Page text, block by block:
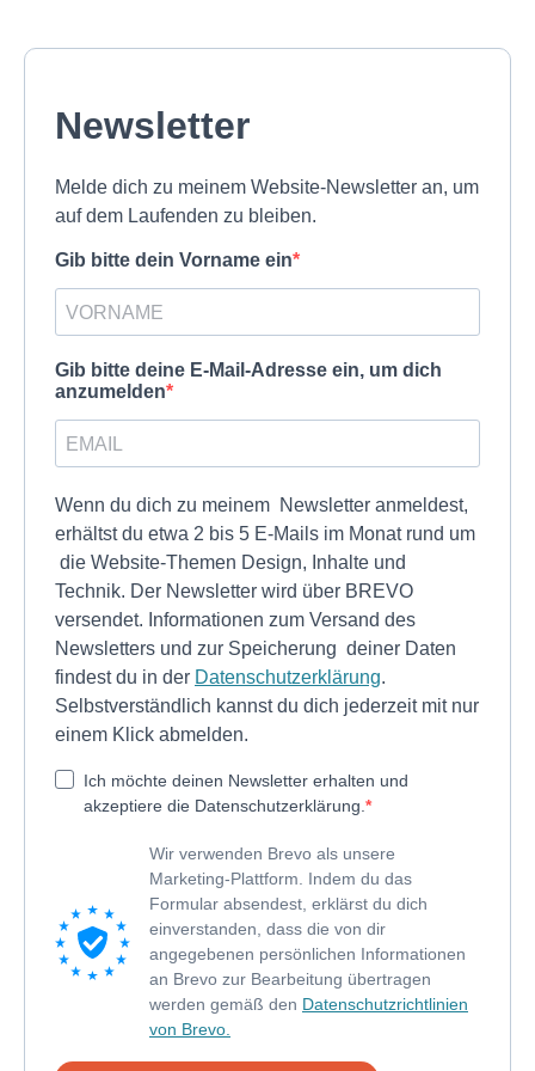
Newsletter
Melde dich zu meinem Website-Newsletter an, um
auf dem Laufenden zu bleiben.
Gib bitte dein Vorname ein
Gib bitte deine E-Mail-Adresse ein, um dich
anzumelden
Wenn du dich zu meinem Newsletter anmeldest,
erhältst du etwa 2 bis 5 E-Mails im Monat rund um
die Website-Themen Design, Inhalte und
Technik. Der Newsletter wird über BREVO
versendet. Informationen zum Versand des
Newsletters und zur Speicherung deiner Daten
findest du in der Datenschutzerklärung.
Selbstverständlich kannst du dich jederzeit mit nur
einem Klick abmelden.
Ich möchte deinen Newsletter erhalten und
akzeptiere die Datenschutzerklärung.
Wir verwenden Brevo als unsere
Marketing-Plattform. Indem du das
Formular absendest, erklärst du dich
einverstanden, dass die von dir
angegebenen persönlichen Informationen
an Brevo zur Bearbeitung übertragen
werden gemäß den Datenschutzrichtlinien
von Brevo.